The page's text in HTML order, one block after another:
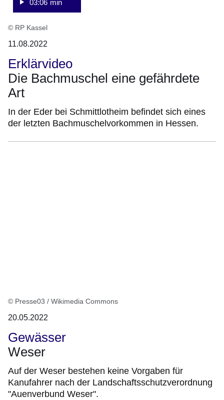
03:06 min
© RP Kassel
11.08.2022
Erklärvideo
Die Bachmuschel eine gefährdete
Art
In der Eder bei Schmittlotheim befindet sich eines
der letzten Bachmuschelvorkommen in Hessen.
© Presse03 / Wikimedia Commons
20.05.2022
Gewässer
Weser
Auf der Weser bestehen keine Vorgaben für
Kanufahrer nach der Landschaftsschutzverordnung
"Auenverbund Weser".